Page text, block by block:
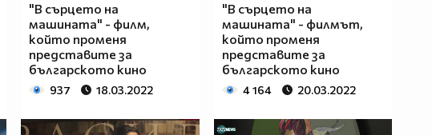
"В сърцето на
машината" - филм,
който променя
представите за
българското кино
937 18.03.2022
"В сърцето на
машината" - филмът,
който променя
представите за
българското кино
4 164 20.03.2022